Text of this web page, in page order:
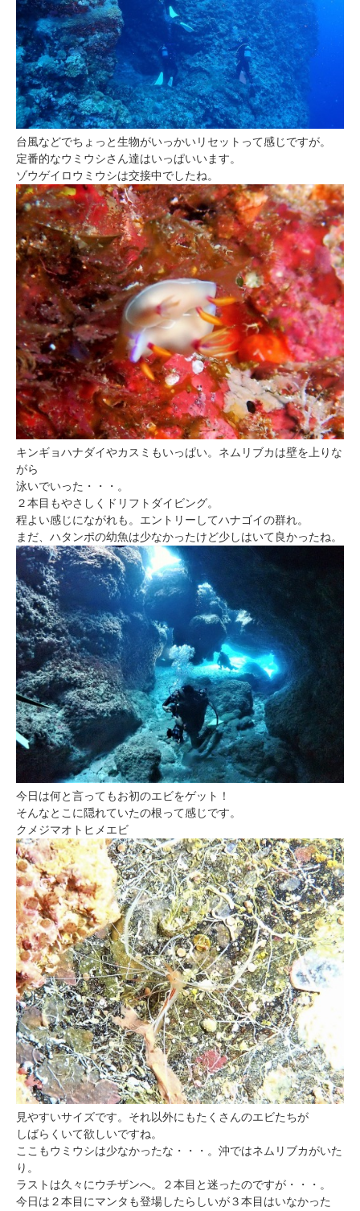
台風などでちょっと生物がいっかいリセットって感じですが。
定番的なウミウシさん達はいっぱいいます。
ゾウゲイロウミウシは交接中でしたね。
キンギョハナダイやカスミもいっぱい。ネムリブカは壁を上りな
がら
泳いでいった・・・。
２本目もやさしくドリフトダイビング。
程よい感じにながれも。エントリーしてハナゴイの群れ。
まだ、ハタンポの幼魚は少なかったけど少しはいて良かったね。
今日は何と言ってもお初のエビをゲット！
そんなとこに隠れていたの根って感じです。
クメジマオトヒメエビ
見やすいサイズです。それ以外にもたくさんのエビたちが
しばらくいて欲しいですね。
ここもウミウシは少なかったな・・・。沖ではネムリブカがいた
り。
ラストは久々にウチザンへ。２本目と迷ったのですが・・・。
今日は２本目にマンタも登場したらしいが３本目はいなかった